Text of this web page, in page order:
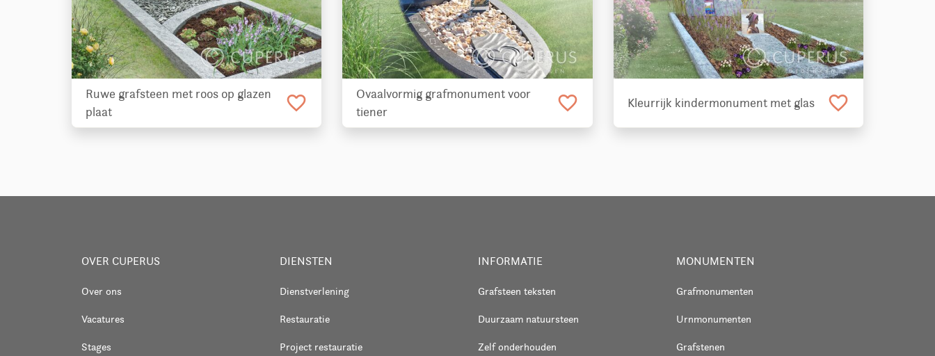
Ruwe grafsteen met roos op glazen
plaat
favorite_border
Ovaalvormig grafmonument voor
tiener
favorite_border Kleurrijk kindermonument met glas favorite_border
OVER CUPERUS
Over ons
Vacatures
Stages
DIENSTEN
Dienstverlening
Restauratie
Project restauratie
INFORMATIE
Grafsteen teksten
Duurzaam natuursteen
Zelf onderhouden
MONUMENTEN
Grafmonumenten
Urnmonumenten
Grafstenen